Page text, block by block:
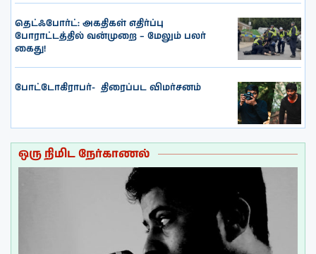
தெட்ஃபோர்ட்: அகதிகள் எதிர்ப்பு
போராட்டத்தில் வன்முறை – மேலும் பலர்
கைது!
போட்டோகிராபர்- ‌ திரைப்பட விமர்சனம்
ஒரு நிமிட நேர்காணல்